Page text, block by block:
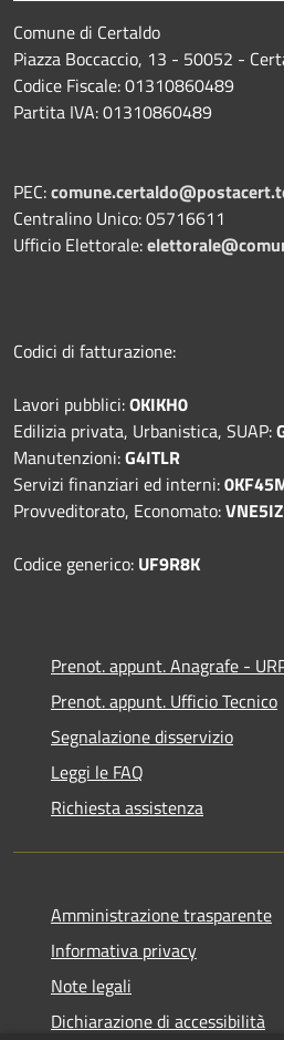
Comune di Certaldo
Piazza Boccaccio, 13 - 50052 -
Codice Fiscale: 01310860489
Partita IVA: 01310860489
PEC:
Centralino Unico: 05716611
Ufficio Elettorale:
Codici di fatturazione:
Lavori pubblici:OKIKH0
Edilizia privata, Urbanistica, SUAP:
Manutenzioni:G4ITLR
Servizi finanziari ed interni:
Provveditorato, Economato:VNE5IZ
Codice generico: UF9R8K
Prenot. appunt. Anagrafe -
Prenot. appunt. Ufficio Tecnico
Segnalazione disservizio
Leggi le FAQ
Richiesta assistenza
Amministrazione trasparente
Informativa privacy
Note legali
Dichiarazione di accessibilità